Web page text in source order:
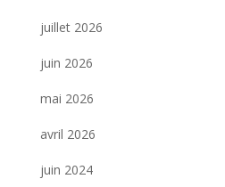
juillet 2026
juin 2026
mai 2026
avril 2026
juin 2024